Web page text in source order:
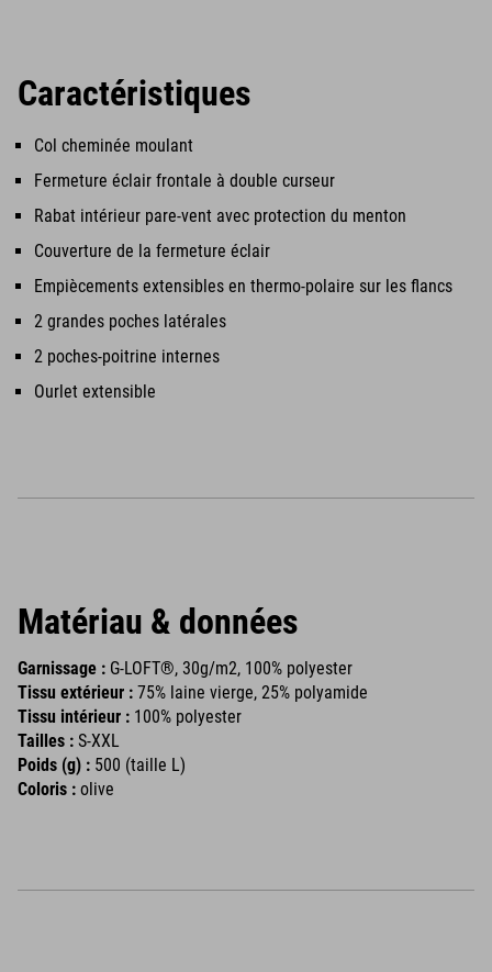
Caractéristiques
Col cheminée moulant
Fermeture éclair frontale à double curseur
Rabat intérieur pare-vent avec protection du menton
Couverture de la fermeture éclair
Empiècements extensibles en thermo-polaire sur les flancs
2 grandes poches latérales
2 poches-poitrine internes
Ourlet extensible
Matériau & données
Garnissage : G-LOFT®, 30g/m2, 100% polyester
Tissu extérieur : 75% laine vierge, 25% polyamide
Tissu intérieur : 100% polyester
Tailles : S-XXL
Poids (g) : 500 (taille L)
Coloris : olive